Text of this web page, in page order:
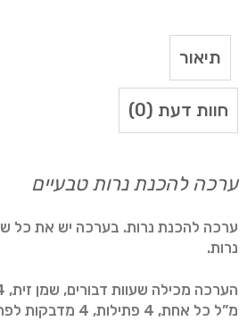
תיאור
חוות דעת (0)
ערכה להכנת נרות טבעיים
ערכה להכנת נרות. בערכה יש את כל
נרות.
מ”ל כל אחת, 4